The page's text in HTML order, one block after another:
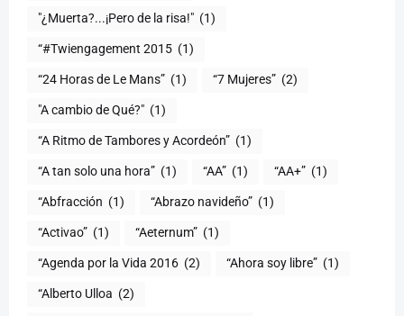
"¿Muerta?...¡Pero de la risa!" (1)
“#Twiengagement 2015 (1)
“24 Horas de Le Mans” (1) “7 Mujeres” (2)
(1)
“A Ritmo de Tambores y Acordeón” (1)
“A tan solo una hora” (1) “AA” (1) “AA+” (1)
“Abfracción (1) “Abrazo navideño” (1)
“Activao” (1) “Aeternum” (1)
“Agenda por la Vida 2016 (2) “Ahora soy libre” (1)
“Alberto Ulloa (2)